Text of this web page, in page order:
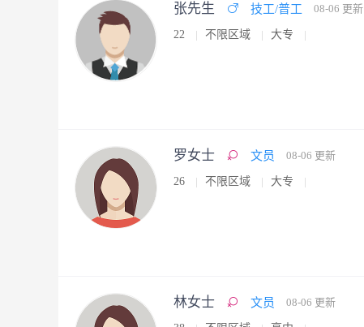
张先生 技工/普工 08-06 更新
22 不限区域 大专
罗女士 文员 08-06 更新
26 不限区域 大专
林女士 文员 08-06 更新